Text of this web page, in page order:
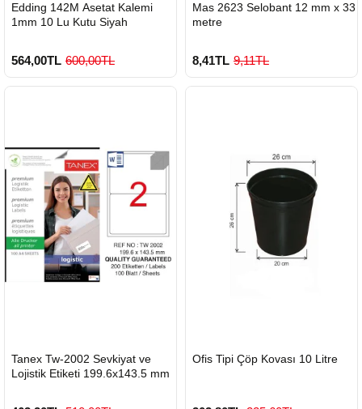
Edding 142M Asetat Kalemi
1mm 10 Lu Kutu Siyah
564,00TL 600,00TL
Mas 2623 Selobant 12 mm x 33
metre
8,41TL 9,11TL
GÖNDERİ
Tanex Tw-2002 Sevkiyat ve
Lojistik Etiketi 199.6x143.5 mm
HIZLI
GÖNDERİ
Ofis Tipi Çöp Kovası 10 Litre